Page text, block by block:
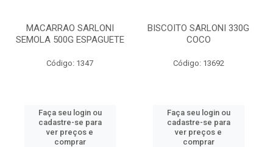
MACARRAO SARLONI
SEMOLA 500G ESPAGUETE
Código: 1347
Faça seu login ou
cadastre-se para
ver preços e
comprar
BISCOITO SARLONI 330G
COCO
Código: 13692
Faça seu login ou
cadastre-se para
ver preços e
comprar